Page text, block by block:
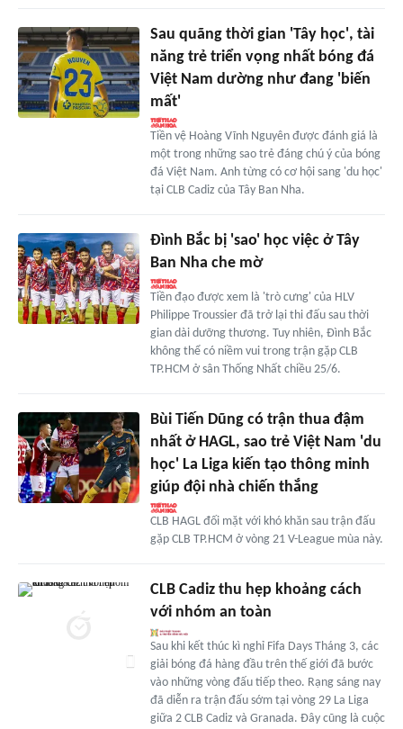
Sau quãng thời gian 'Tây học', tài
năng trẻ triển vọng nhất bóng đá
Việt Nam dường như đang 'biến
mất'
Tiền vệ Hoàng Vĩnh Nguyên được đánh giá là
một trong những sao trẻ đáng chú ý của bóng
đá Việt Nam. Anh từng có cơ hội sang 'du học'
tại CLB Cadiz của Tây Ban Nha.
Đình Bắc bị 'sao' học việc ở Tây
Ban Nha che mờ
Tiền đạo được xem là 'trò cưng' của HLV
Philippe Troussier đã trở lại thi đấu sau thời
gian dài dưỡng thương. Tuy nhiên, Đình Bắc
không thể có niềm vui trong trận gặp CLB
TP.HCM ở sân Thống Nhất chiều 25/6.
Bùi Tiến Dũng có trận thua đậm
nhất ở HAGL, sao trẻ Việt Nam 'du
học' La Liga kiến tạo thông minh
giúp đội nhà chiến thắng
CLB HAGL đối mặt với khó khăn sau trận đấu
gặp CLB TP.HCM ở vòng 21 V-League mùa này.
CLB Cadiz thu hẹp khoảng cách
với nhóm an toàn
Sau khi kết thúc kì nghỉ Fifa Days Tháng 3, các
giải bóng đá hàng đầu trên thế giới đã bước
vào những vòng đấu tiếp theo. Rạng sáng nay
đã diễn ra trận đấu sớm tại vòng 29 La Liga
giữa 2 CLB Cadiz và Granada. Đây cũng là cuộc